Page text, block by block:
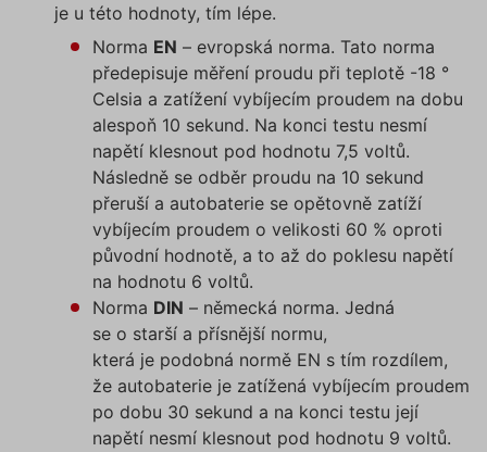
je u této hodnoty, tím lépe.
Norma EN – evropská norma. Tato norma
předepisuje měření proudu při teplotě -18 °
Celsia a zatížení vybíjecím proudem na dobu
alespoň 10 sekund. Na konci testu nesmí
napětí klesnout pod hodnotu 7,5 voltů.
Následně se odběr proudu na 10 sekund
přeruší a autobaterie se opětovně zatíží
vybíjecím proudem o velikosti 60 % oproti
původní hodnotě, a to až do poklesu napětí
na hodnotu 6 voltů.
Norma DIN – německá norma. Jedná
se o starší a přísnější normu,
která je podobná normě EN s tím rozdílem,
že autobaterie je zatížená vybíjecím proudem
po dobu 30 sekund a na konci testu její
napětí nesmí klesnout pod hodnotu 9 voltů.